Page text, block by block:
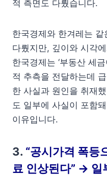
적 측면도 다뤘습니다.
한국경제와 한겨레는 같
다뤘지만, 깊이와 시각
한국경제는 ‘부동산 세
적 추측을 전달하는데
한 사실과 원인을 취재
도 일부에 사실이 포함
이유입니다.
3. “공시가격 폭등
료 인상된다” → 일